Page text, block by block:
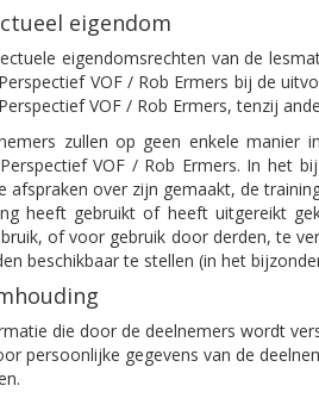
eigendom
eigendomsrechten van de
VOF / Rob Ermers bij de
VOF / Rob Ermers, tenzij
zullen op geen enkele manier
VOF / Rob Ermers. In het
afspraken over zijn gemaakt, de
heeft gebruikt of heeft uitgereikt
of voor gebruik door derden, te
beschikbaar te stellen (in het
die door de deelnemers wordt
persoonlijke gegevens van de